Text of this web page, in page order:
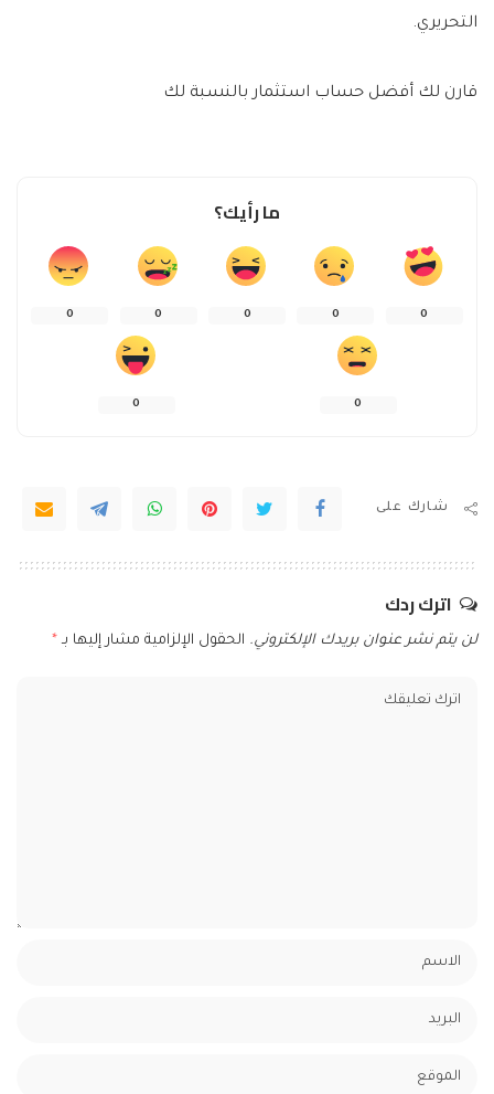
التحريري.
قارن لك أفضل حساب استثمار بالنسبة لك
ما رأيك؟
0
0
0
0
0
0
0
شارك على
اترك ردك
لن يتم نشر عنوان بريدك الإلكتروني. الحقول الإلزامية مشار إليها بـ *